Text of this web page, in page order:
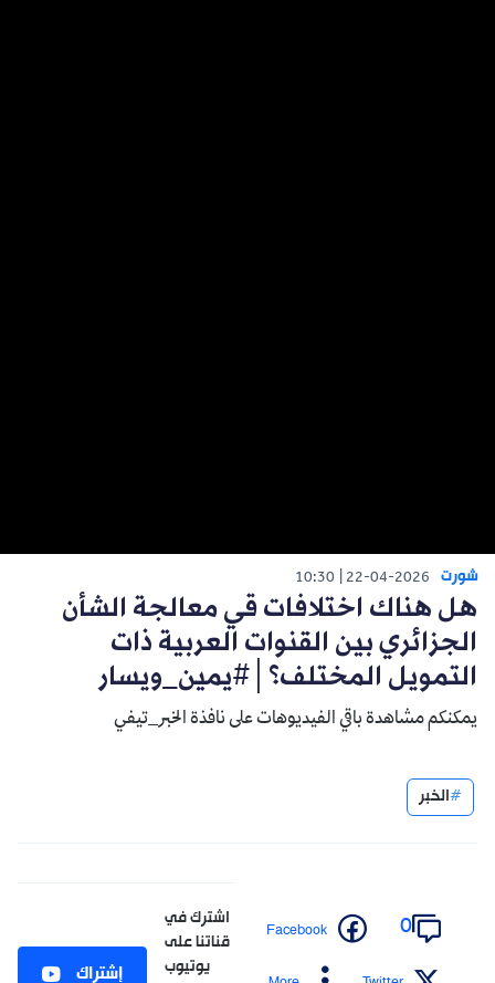
شورت 22-04-2026
10:30
هل هناك اختلافات قي معالجة الشأن
الجزائري بين القنوات العربية ذات
التمويل المختلف؟│#يمين_ويسار
يمكنكم مشاهدة باقي الفيديوهات على نافذة الخبر_تيفي
الخبر
0
Facebook
اشترك في
قناتنا على
يوتيوب
إشتراك